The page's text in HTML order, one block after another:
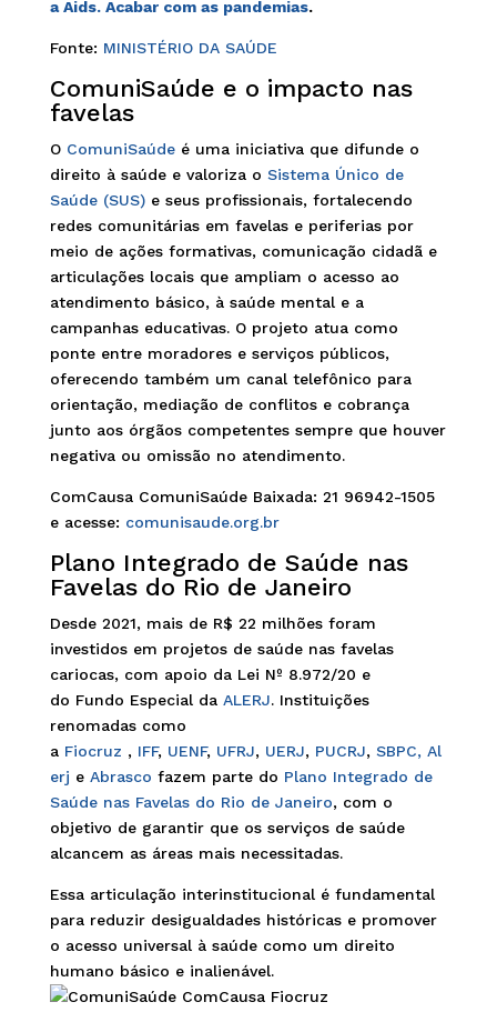
a Aids. Acabar com as pandemias.
Fonte: MINISTÉRIO DA SAÚDE
ComuniSaúde e o impacto nas
favelas
O ComuniSaúdeé uma iniciativa que difunde o
direito à saúde e valoriza o Sistema Único de
Saúde (SUS)e seus profissionais, fortalecendo
redes comunitárias em favelas e periferias por
meio de ações formativas, comunicação cidadã e
articulações locais que ampliam o acesso ao
atendimento básico, à saúde mental e a
campanhas educativas. O projeto atua como
ponte entre moradores e serviços públicos,
oferecendo também um canal telefônico para
orientação, mediação de conflitos e cobrança
junto aos órgãos competentes sempre que houver
negativa ou omissão no atendimento.
ComCausa ComuniSaúde Baixada: 21 96942-1505
e acesse: comunisaude.org.br
Plano Integrado de Saúde nas
Favelas do Rio de Janeiro
Desde 2021, mais de R$ 22 milhões foram
investidos em projetos de saúde nas favelas
cariocas, com apoio da Lei Nº 8.972/20 e
do Fundo Especial da ALERJ. Instituições
renomadas como
a Fiocruz , IFF, UENF, UFRJ, UERJ, PUCRJ, SBPC, Al
erj e Abrasco fazem parte do Plano Integrado de
Saúde nas Favelas do Rio de Janeiro, com o
objetivo de garantir que os serviços de saúde
alcancem as áreas mais necessitadas.
Essa articulação interinstitucional é fundamental
para reduzir desigualdades históricas e promover
o acesso universal à saúde como um direito
humano básico e inalienável.